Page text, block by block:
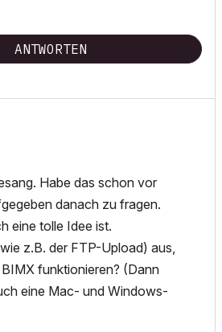
ANTWORTEN
Habe das schon vor
danach zu fragen.
eine tolle Idee ist.
z.B. der FTP-Upload) aus,
funktionieren? (Dann
eine Mac- und Windows-